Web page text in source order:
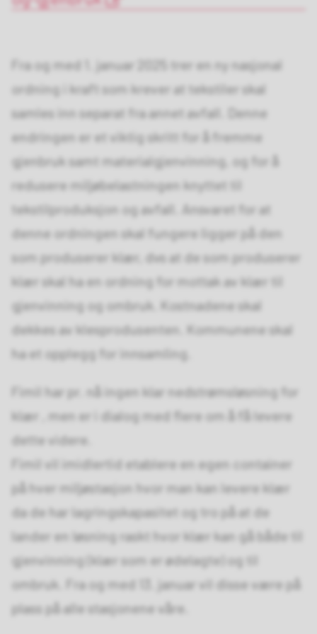
Fra og med 1. januar 2025 trer en ny nasjonal
ordning i kraft som krever at tekstiler skal
samles inn separat fra annet avfall. Denne
endringen er et viktig skritt for å fremme
gjenbruk samt materialgjenvinning, og for å
redusere miljøbelastningen knyttet til
tekstilproduksjon og avfall. Ansvaret for at
denne ordningen skal fungere ligger på den
som produserer klær, dvs at de som produserer
klær skal ha en ordning for mottak av klær til
gjenvinning og ombruk. Kostnadene skal
dekkes av klesprodusenten. Kommunene skal
ha et opplegg for innsamling.
Fimil har pr. nå ingen klar nedstrømsløsning for
klær , men er i dialog med flere om å få levere
dette videre.
Fimil vil imidlertid etablere en egen container
på hver miljøstasjon hvor man kan levere klær
da de har lagringskapasitet og tro på at de
lander en løsning raskt hvor klær kan gå både til
gjenvinning (klær som er ødelagte) og til
ombruk. Fra og med 13. januar vil disse være på
plass på alle stasjonene våre.